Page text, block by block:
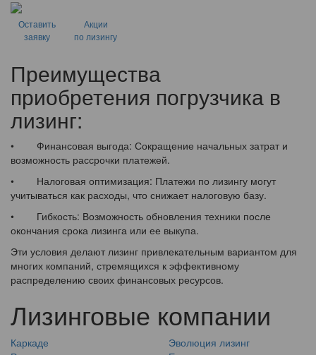
Оставить
заявку
Акции
по лизингу
Преимущества
приобретения погрузчика в
лизинг:
• Финансовая выгода: Сокращение начальных затрат и
возможность рассрочки платежей.
• Налоговая оптимизация: Платежи по лизингу могут
учитываться как расходы, что снижает налоговую базу.
• Гибкость: Возможность обновления техники после
окончания срока лизинга или ее выкупа.
Эти условия делают лизинг привлекательным вариантом для
многих компаний, стремящихся к эффективному
распределению своих финансовых ресурсов.
Лизинговые компании
Каркаде
Эволюция лизинг